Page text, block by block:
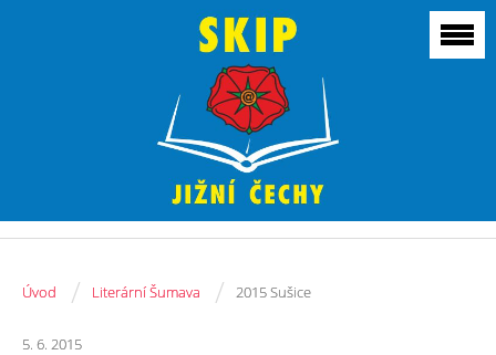
Úvod / Literární Šumava / 2015 Sušice
5. 6. 2015